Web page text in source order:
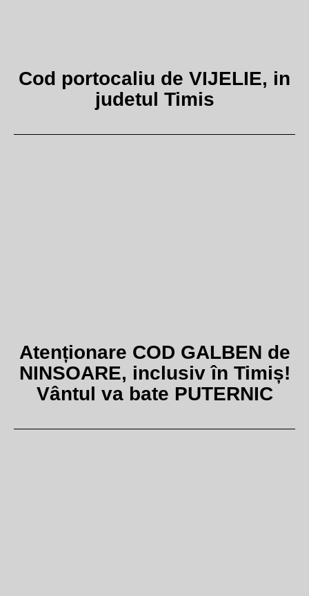
Cod portocaliu de VIJELIE, in
judetul Timis
Atenționare COD GALBEN de
NINSOARE, inclusiv în Timiș!
Vântul va bate PUTERNIC